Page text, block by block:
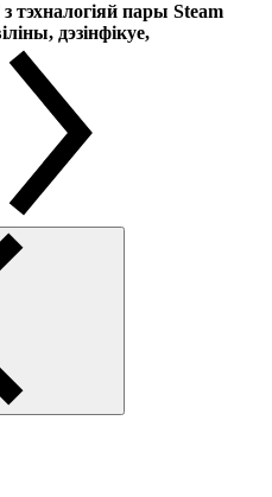
пары Steam
дэзінфікуе,